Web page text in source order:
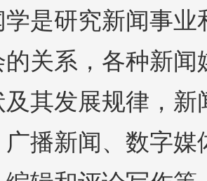
学是研究新闻事
的关系，各种新
及其发展规律，
广播新闻、数字